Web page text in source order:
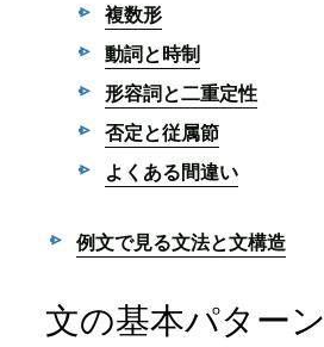
複数形
動詞と時制
形容詞と二重定性
否定と従属節
よくある間違い
例文で見る文法と文構造
文の基本パターン